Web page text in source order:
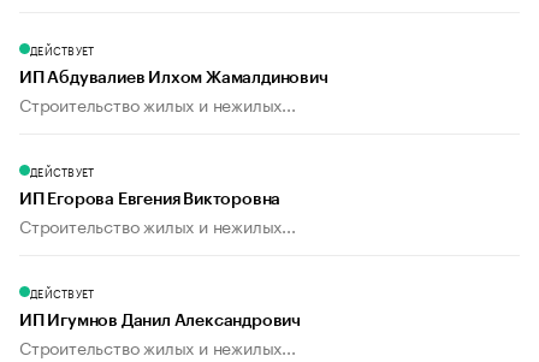
ДЕЙСТВУЕТ
ИП Абдувалиев Илхом Жамалдинович
Строительство жилых и нежилых...
ДЕЙСТВУЕТ
ИП Егорова Евгения Викторовна
Строительство жилых и нежилых...
ДЕЙСТВУЕТ
ИП Игумнов Данил Александрович
Строительство жилых и нежилых...